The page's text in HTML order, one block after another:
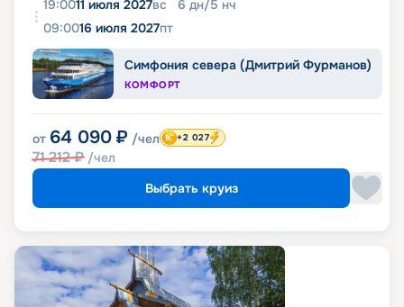
19:0011 июля 2027вс 6 дн/5 нч
09:0016 июля 2027пт
Симфония севера (Дмитрий Фурманов)
КОМФОРТ
от 64 090 ₽ /чел
71 212₽ /чел
+2 027
Выбрать круиз